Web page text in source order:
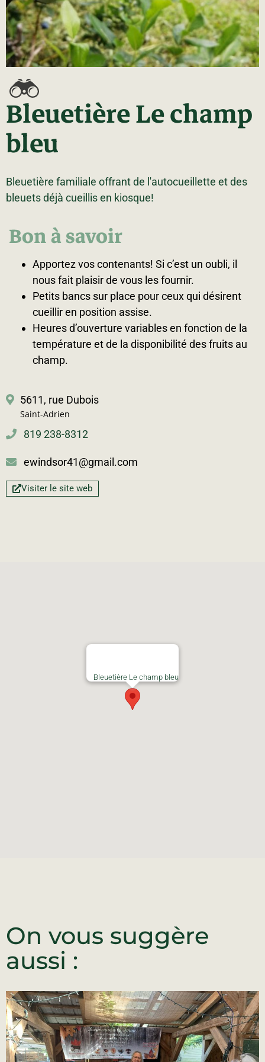
Bénévolat
Communauté d’affaires
Travailleurs autonomes
Coups de cœur
Itinéraires
Pédalez!
Bleuetière Le champ
bleu
Bleuetière familiale offrant de l'autocueillette et des
bleuets déjà cueillis en kiosque!
Bon à savoir
Apportez vos contenants! Si c’est un oubli, il
nous fait plaisir de vous les fournir.
Petits bancs sur place pour ceux qui désirent
cueillir en position assise.
Heures d’ouverture variables en fonction de la
température et de la disponibilité des fruits au
champ.
5611, rue Dubois
Saint-Adrien
819 238-8312
ewindsor41@gmail.com
Visiter le site web
Bleuetière Le champ bleu
On vous suggère
aussi :